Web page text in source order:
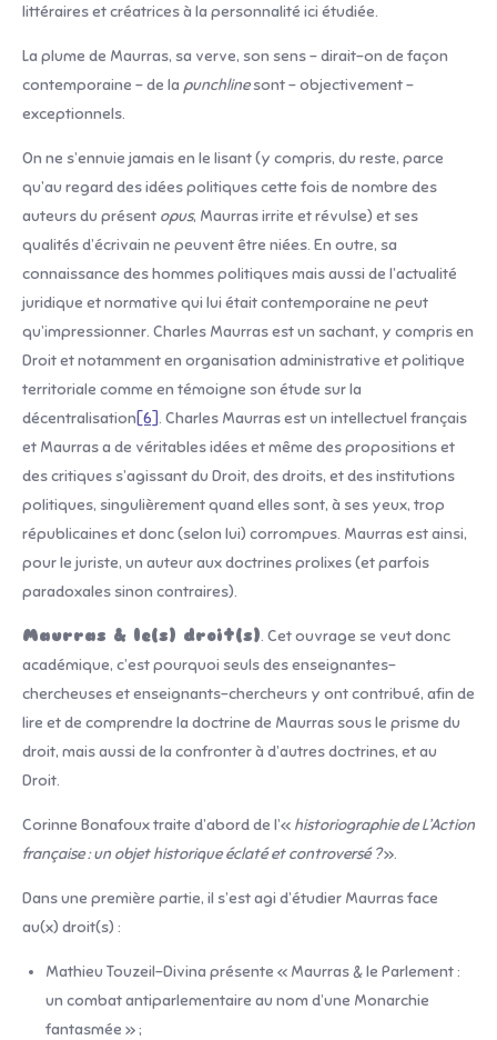
littéraires et créatrices à la personnalité ici étudiée.
La plume de Maurras, sa verve, son sens – dirait-on de façon
contemporaine – de la punchlinesont – objectivement –
exceptionnels.
On ne s’ennuie jamais en le lisant (y compris, du reste, parce
qu’au regard des idées politiques cette fois de nombre des
auteurs du présent opus, Maurras irrite et révulse) et ses
qualités d’écrivain ne peuvent être niées. En outre, sa
connaissance des hommes politiques mais aussi de l’actualité
juridique et normative qui lui était contemporaine ne peut
qu’impressionner. Charles Maurras est un sachant, y compris en
Droit et notamment en organisation administrative et politique
territoriale comme en témoigne son étude sur la
décentralisation[6]. Charles Maurras est un intellectuel français
et Maurras a de véritables idées et même des propositions et
des critiques s’agissant du Droit, des droits, et des institutions
politiques, singulièrement quand elles sont, à ses yeux, trop
républicaines et donc (selon lui) corrompues. Maurras est ainsi,
pour le juriste, un auteur aux doctrines prolixes (et parfois
paradoxales sinon contraires).
Maurras & le(s) droit(s). Cet ouvrage se veut donc
académique, c’est pourquoi seuls des enseignantes-
chercheuses et enseignants-chercheurs y ont contribué, afin de
lire et de comprendre la doctrine de Maurras sous le prisme du
droit, mais aussi de la confronter à d’autres doctrines, et au
Droit.
Corinne Bonafoux traite d’abord de l’« historiographie de L’Action
française : un objet historique éclaté et controversé ?».
Dans une première partie, il s’est agi d’étudier Maurras face
au(x) droit(s) :
Mathieu Touzeil-Divina présente « Maurras & le Parlement :
un combat antiparlementaire au nom d’une Monarchie
fantasmée » ;